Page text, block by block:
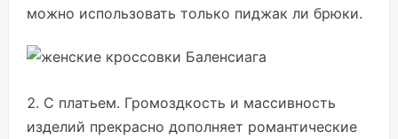
можно использовать только пиджак ли брюки.
С платьем. Громоздкость и массивность
изделий прекрасно дополняет романтические